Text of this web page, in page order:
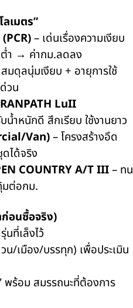
เมตร”
– เด่นเรื่องความเงียบ
ต่ำ → ค่ากม.ลดลง
สมดุลนุ่มเงียบ + อายุการใช้
วน
LuII
น้ำหนักดี สึกเรียบ ใช้งานยาว
Van)–โครงสร้างอึด
ได้จริง
COUNTRY A/T III– ทน
มต่อกม.
อนซื้อจริง)
รุ่นที่เล็งไว้
น/เมือง/บรรทุก) เพื่อประเมิน
พร้อม สมรรถนะที่ต้องการ